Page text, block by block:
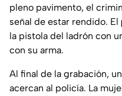
pleno pavimento, el
señal de estar rendido. El
la pistola del ladrón con
con su arma.
Al final de la grabación,
acercan al policía. La